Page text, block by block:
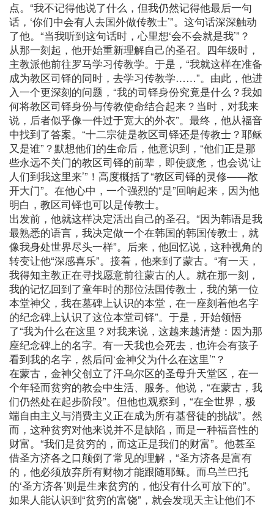
点。“我不记得他说了什么，但我仍然记得他最后一句
话，‘你们中会有人去国外做传教士’”。这句话深深触动
了他。“当我听到这句话时，心里想‘会不会就是我’”？
从那一刻起，他开始重新理解自己的圣召。四年级时，
主教派他前往罗马学习传教学。于是，“我就这样在准备
成为教区司铎的同时，去学习传教学……”。由此，他进
入一个更深刻的问题，“我的司铎身份究竟是什么？我如
何将教区司铎身份与传教使命结合起来？当时，对我来
说，后者似乎像一件过于宽大的外衣”。最终，他从福音
中找到了答案。“十二宗徒是教区司铎还是传教士？耶稣
又是谁”？默想他们的生命后，他意识到，“他们正是那
些永远不关门的教区司铎的前辈，即使疲惫，也会说‘让
人们到我这里来’”！高度概括了“教区司铎的灵修——敞
开大门”。在他心中，一个强烈的“是”回响起来，因为他
明白，教区司铎也可以是传教士。
出发前，他就这样决定活出自己的圣召。“因为韩语是我
最熟悉的语言，我决定做一个在韩国的韩国传教士，就
像我身处世界尽头一样”。后来，他回忆说，这种视角的
转变让他“深感喜乐”。接着，他来到了蒙古。“有一天，
我得知主教正在寻找愿意前往蒙古的人。就在那一刻，
我的记忆回到了童年时的那位法国传教士，我的第一位
本堂神父，我在墓碑上认识的本堂，在一座刻着他名字
的纪念碑上认识了这位本堂司铎”。于是，开始领悟
了“我为什么在这里？对我来说，这越来越清楚：因为那
座纪念碑上的名字。有一天我也会死去，也许会有孩子
看到我的名字，然后问‘金神父为什么在这里’”？
在蒙古，金神父创立了汗乌尔区的圣母升天堂区，在一
个年轻而贫穷的教会中生活、服务。他说，“在蒙古，我
们仍然处在起步阶段”。但他也观察到，“在全世界，极
端自由主义与消费主义正在成为所有基督徒的挑战”。然
而，这种贫穷对他来说并不是缺陷，而是一种福音性的
财富。“我们是贫穷的，而这正是我们的财富”。他甚至
借圣方济各之口颠倒了常见的理解，“圣方济各是富有
的，他必须放弃所有财物才能跟随耶稣。而乌兰巴托
的‘圣方济各’则是生来贫穷的，他没有什么可放下的”。
如果人能认识到“贫穷的富饶”，就会发现天主让他们不